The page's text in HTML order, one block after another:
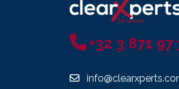
+32 3 871 97